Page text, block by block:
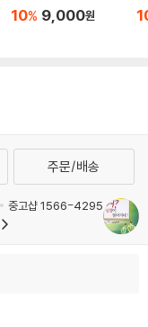
10% 9,000원
주문/배송
중고샵 1566-4295